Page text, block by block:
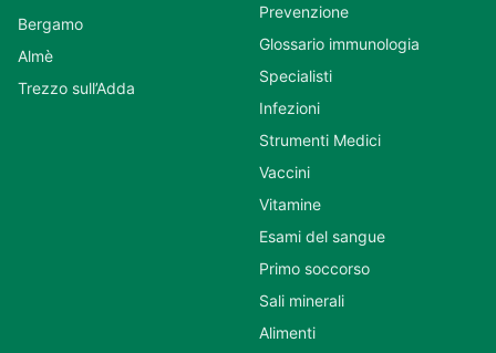
Bergamo
Almè
Trezzo sull’Adda
Prevenzione
Glossario immunologia
Specialisti
Infezioni
Strumenti Medici
Vaccini
Vitamine
Esami del sangue
Primo soccorso
Sali minerali
Alimenti